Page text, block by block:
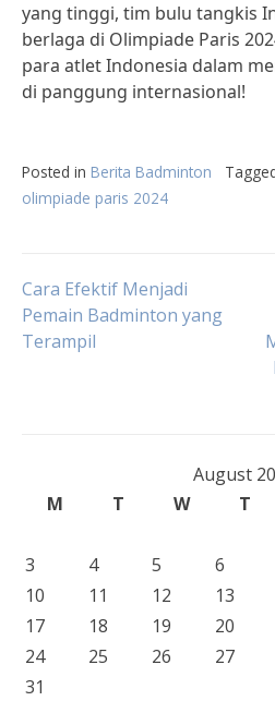
yang tinggi, tim bulu tangkis
berlaga di Olimpiade Paris
para atlet Indonesia dalam
di panggung internasional!
Posted in Berita Badminton
olimpiade paris 2024
Post
navigation
Cara Efektif Menjadi
Pemain Badminton yang
Terampil
August
M
T W T
3
4 5 6
10
11 12 13
17
18 19 20
24
25 26 27
31